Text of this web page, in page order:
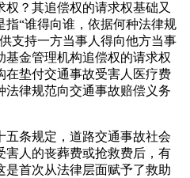
？其追偿权的请求权基础又
指“谁得向谁，依据何种法律规
支持一方当事人得向他方当事
基金管理机构追偿权的请求权
在垫付交通事故受害人医疗费
法律规范向交通事故赔偿义务
条规定，道路交通事故社会
害人的丧葬费或抢救费后，有
首次从法律层面赋予了救助